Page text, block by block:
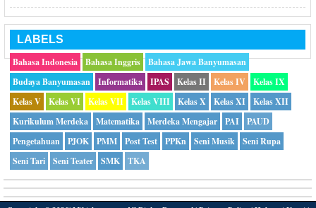
LABELS
Bahasa Indonesia
Bahasa Inggris
Bahasa Jawa Banyumasan
Budaya Banyumasan
Informatika IPAS Kelas II Kelas IV
Kelas IX
Kelas V
Kelas VI Kelas VII Kelas VIII Kelas X Kelas XI
Kelas XII
Kurikulum Merdeka
Matematika Merdeka Mengajar PAI
PAUD
Pengetahuan
PJOK PMM Post Test PPKn Seni Musik
Seni Rupa
Seni Tari
Seni Teater SMK TKA